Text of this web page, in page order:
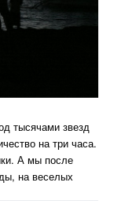
тысячами звезд
на три часа.
А мы после
на веселых